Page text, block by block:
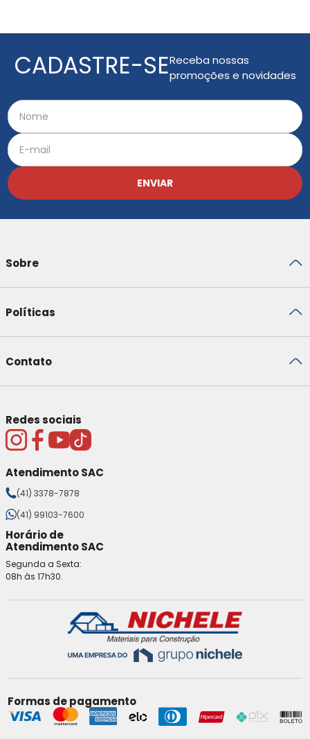
CADASTRE-SEReceba nossas
promoções e novidades
ENVIAR
Sobre
Políticas
Contato
Redes sociais
Atendimento SAC
(41) 3378-7878
(41) 99103-7600
Horário de
Atendimento SAC
Segunda a Sexta:
08h às 17h30.
Formas de pagamento